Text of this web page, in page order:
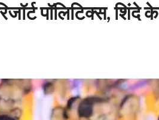
पॉलिटिक्स, शिंदे के